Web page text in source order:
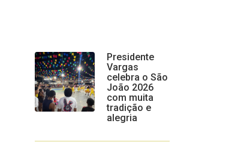
Presidente
Vargas
celebra o São
João 2026
com muita
tradição e
alegria